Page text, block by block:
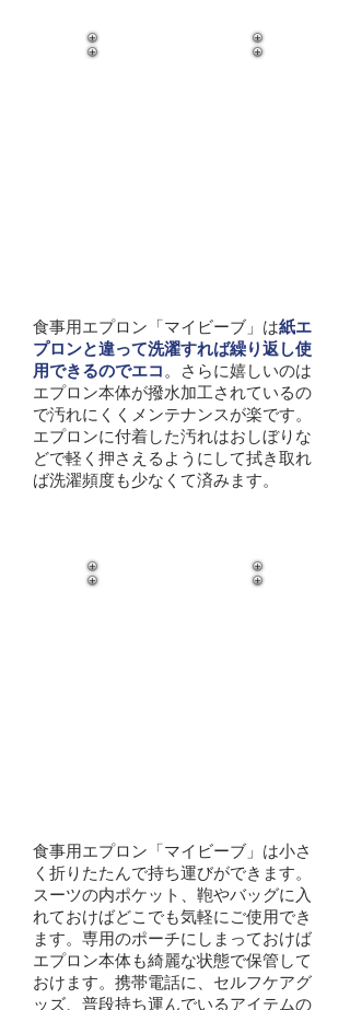
食事用エプロン「マイビーブ」は紙エ
プロンと違って洗濯すれば繰り返し使
用できるのでエコ。さらに嬉しいのは
エプロン本体が撥水加工されているの
で汚れにくくメンテナンスが楽です。
エプロンに付着した汚れはおしぼりな
どで軽く押さえるようにして拭き取れ
ば洗濯頻度も少なくて済みます。
エプロンが汚れにくい
食事用エプロン「マイビーブ」は小さ
く折りたたんで持ち運びができます。
スーツの内ポケット、鞄やバッグに入
れておけばどこでも気軽にご使用でき
ます。専用のポーチにしまっておけば
エプロン本体も綺麗な状態で保管して
おけます。携帯電話に、セルフケアグ
ッズ、普段持ち運んでいるアイテムの